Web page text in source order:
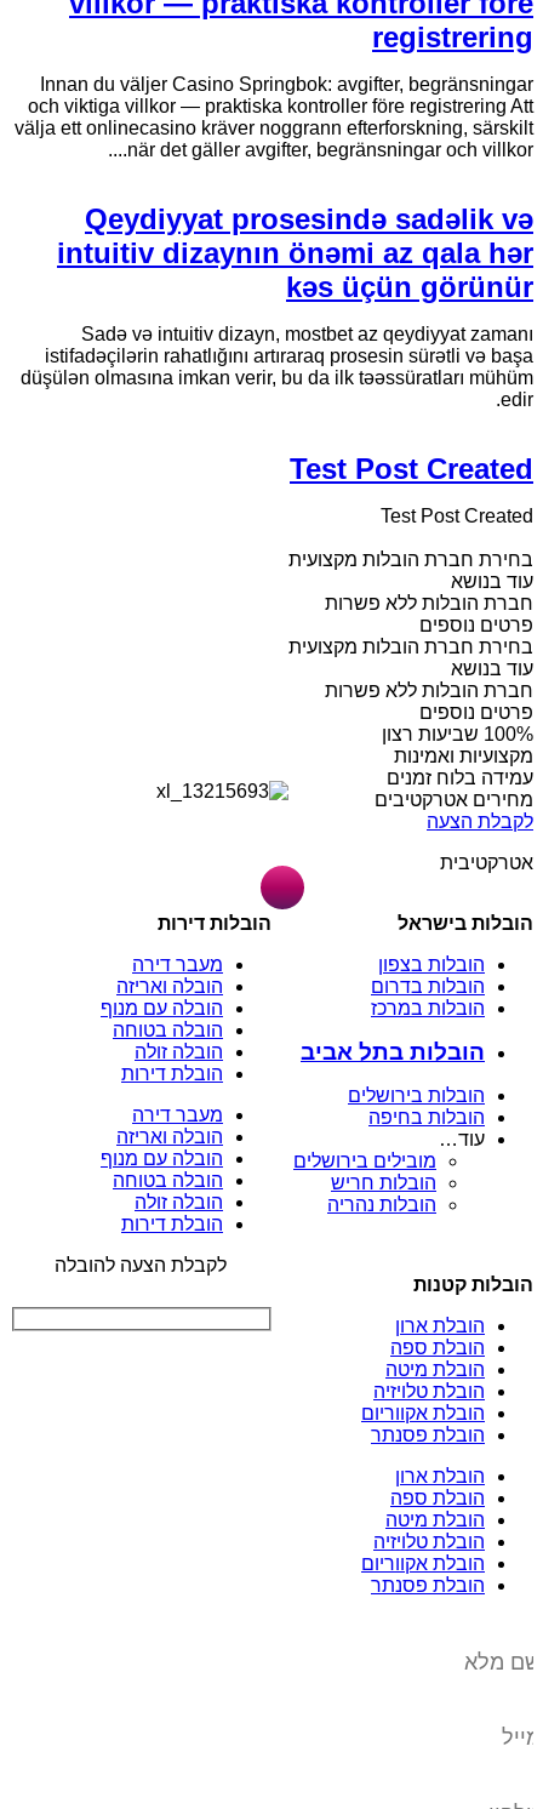
registrering
Innan du väljer Casino Springbok: avgifter, begränsningar
och viktiga villkor — praktiska kontroller före registrering Att
välja ett onlinecasino kräver noggrann efterforskning, särskilt
när det gäller avgifter, begränsningar och villkor....
Qeydiyyat prosesində sadəlik və
intuitiv dizaynın önəmi az qala hər
kəs üçün görünür
Sadə və intuitiv dizayn, mostbet az qeydiyyat zamanı
istifadəçilərin rahatlığını artıraraq prosesin sürətli və başa
düşülən olmasına imkan verir, bu da ilk təəssüratları mühüm
edir.
Test Post Created
Test Post Created
בחירת חברת הובלות מקצועית
עוד בנושא
חברת הובלות ללא פשרות
פרטים נוספים
בחירת חברת הובלות מקצועית
עוד בנושא
חברת הובלות ללא פשרות
פרטים נוספים
מקצועיות ואמינות
עמידה בלוח זמנים
מחירים אטרקטיבים
לקבלת הצעה
אטרקטיבית
הובלות בישראל
הובלות בצפון
הובלות בדרום
הובלות במרכז
הובלות בתל אביב
הובלות בירושלים
הובלות בחיפה
עוד…
מובילים בירושלים
הובלות חריש
הובלות נהריה
הובלות דירות
מעבר דירה
הובלה ואריזה
הובלה עם מנוף
הובלה בטוחה
הובלה זולה
הובלת דירות
מעבר דירה
הובלה ואריזה
הובלה עם מנוף
הובלה בטוחה
הובלה זולה
הובלת דירות
הובלות קטנות
הובלת ארון
הובלת ספה
הובלת מיטה
הובלת טלויזיה
הובלת אקווריום
הובלת פסנתר
הובלת ארון
הובלת ספה
הובלת מיטה
הובלת טלויזיה
הובלת אקווריום
הובלת פסנתר
לקבלת הצעה להובלה